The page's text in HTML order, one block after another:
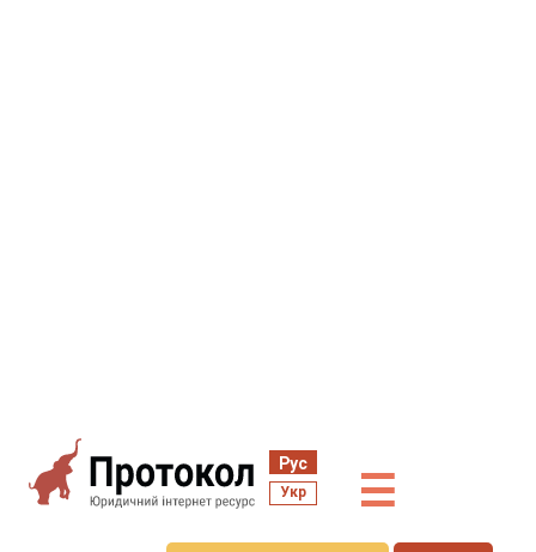
Рус
Укр ☰